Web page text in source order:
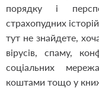
порядку і
страхопудних
тут не знайдете,
вірусів, спаму,
соціальних
коштами тощо у